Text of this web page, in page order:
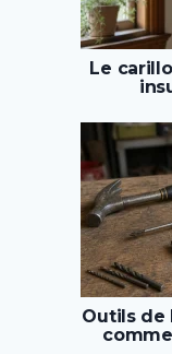
Le
Outils de